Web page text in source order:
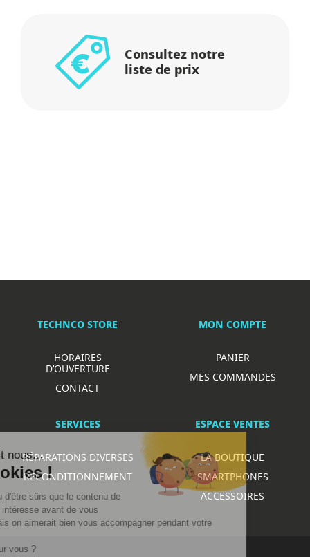
Consultez notre
liste de prix
TECHNCO STORE
HORAIRES
D’OUVERTURE
CONTACT
MON COMPTE
PANIER
MES COMMANDES
SERVICES
RÉPARATIONS DIVERSES
RECONDITIONNEMENT
ESPACE VENTES
LA BOUTIQUE
SMARTPHONES
ACCESSOIRES
c'est nous...
Cookies !
attendu d'être sûrs que le contenu de
vous intéresse avant de vous
mais on aimerait bien vous accompagner pendant votre
OK pour vous ?